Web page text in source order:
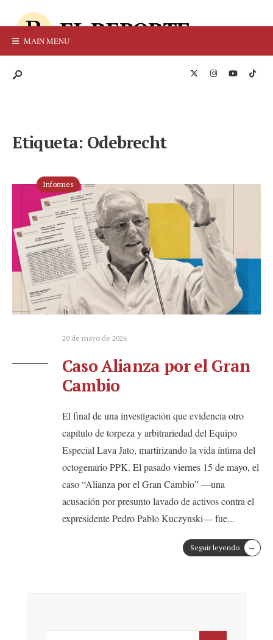
MAIN MENU
Etiqueta: Odebrecht
Informes
20 de mayo de 2026
Caso Alianza por el Gran
Cambio
El final de una investigación que evidencia otro
capítulo de torpeza y arbitrariedad del Equipo
Especial Lava Jato, martirizando la vida íntima del
octogenario PPK. El pasado viernes 15 de mayo, el
caso “Alianza por el Gran Cambio” —una
acusación por presunto lavado de activos contra el
expresidente Pedro Pablo Kuczynski— fue...
Seguir leyendo →